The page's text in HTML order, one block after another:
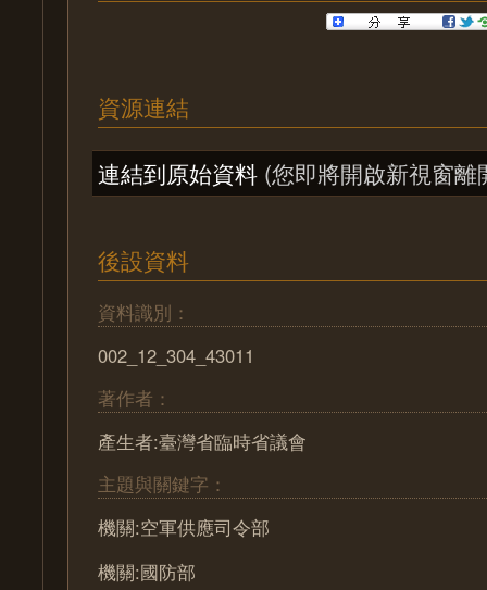
資源連結
連結到原始資料 (您即將開啟新視窗離
後設資料
資料識別：
002_12_304_43011
著作者：
產生者:臺灣省臨時省議會
主題與關鍵字：
機關:空軍供應司令部
機關:國防部